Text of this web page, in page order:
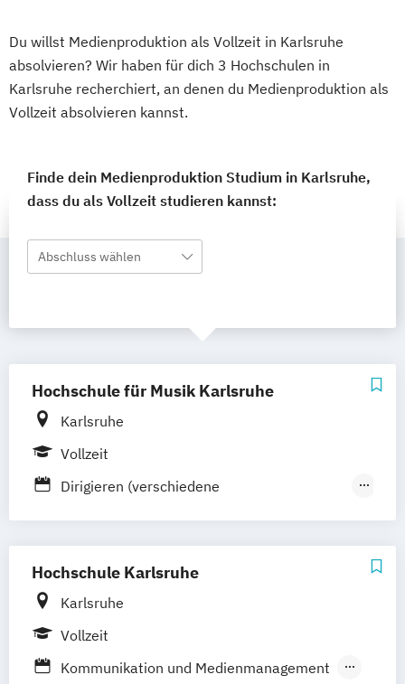
Du willst Medienproduktion als Vollzeit in Karlsruhe
absolvieren? Wir haben für dich 3 Hochschulen in
Karlsruhe recherchiert, an denen du Medienproduktion als
Vollzeit absolvieren kannst.
Finde dein Medienproduktion Studium in Karlsruhe,
dass du als Vollzeit studieren kannst:
Abschluss wählen
Hochschule für Musik Karlsruhe
Karlsruhe
Vollzeit
Dirigieren (verschiedene
Instrumentalmusik (verschiedene
Komposition
Künstlerisches Lehramt an Gymnasien
(Schulmusik)
Hochschule Karlsruhe
Karlsruhe
Vollzeit
Kommunikation und Medienmanagement